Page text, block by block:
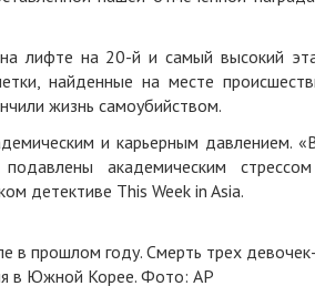
лифте на 20-й и самый высокий
найденные на месте
жизнь самоубийством.
и карьерным давлением.
академическим
детективе This Week in Asia.